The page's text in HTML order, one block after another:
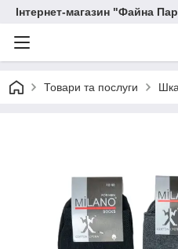
Інтернет-магазин "Файна
Товари та послуги